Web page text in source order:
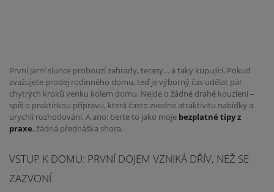
První jarní slunce probouzí zahrady, terasy… a taky kupující. Pokud
zvažujete prodej rodinného domu, teď je výborný čas udělat pár
chytrých kroků venku kolem domu. Nejde o žádné drahé kouzlení –
spíš o praktickou přípravu, která často zvedne atraktivitu nabídky a
urychlí rozhodování. A ano: berte to jako moje bezplatné tipy z
praxe, žádná přednáška shora.
VSTUP K DOMU: PRVNÍ DOJEM VZNIKÁ DŘÍV, NEŽ SE
ZAZVONÍ